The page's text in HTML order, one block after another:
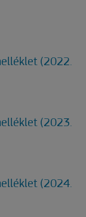
(2022.
(2023.
(2024.